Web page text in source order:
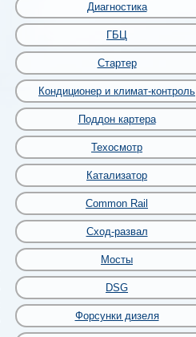
Диагностика
ГБЦ
Стартер
Кондиционер и климат-контроль
Поддон картера
Техосмотр
Катализатор
Common Rail
Сход-развал
Мосты
DSG
Форсунки дизеля